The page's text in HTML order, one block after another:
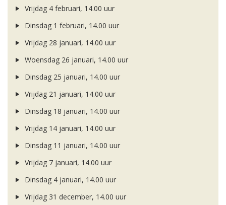
Vrijdag 4 februari, 14.00 uur
Dinsdag 1 februari, 14.00 uur
Vrijdag 28 januari, 14.00 uur
Woensdag 26 januari, 14.00 uur
Dinsdag 25 januari, 14.00 uur
Vrijdag 21 januari, 14.00 uur
Dinsdag 18 januari, 14.00 uur
Vrijdag 14 januari, 14.00 uur
Dinsdag 11 januari, 14.00 uur
Vrijdag 7 januari, 14.00 uur
Dinsdag 4 januari, 14.00 uur
Vrijdag 31 december, 14.00 uur